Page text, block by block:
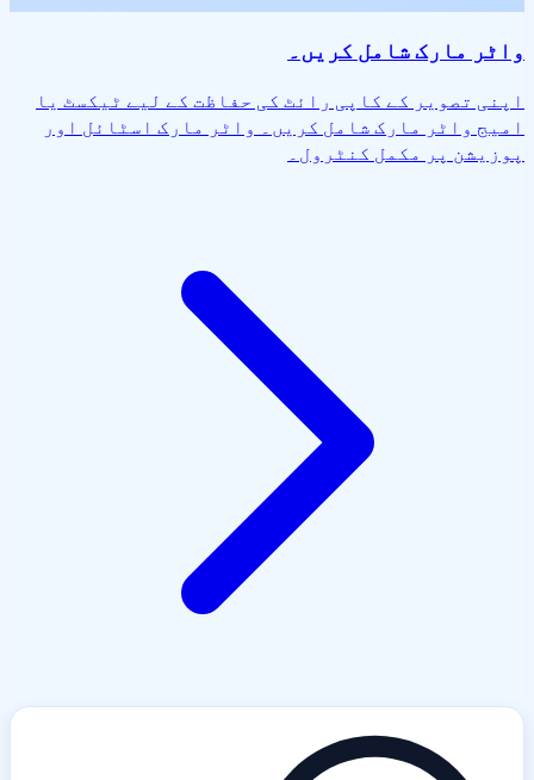
واٹر مارک شامل کریں۔
اپنی تصویر کے کاپی رائٹ کی حفاظت کے لیے ٹیکسٹ یا
امیج واٹر مارک شامل کریں۔ واٹر مارک اسٹائل اور
پوزیشن پر مکمل کنٹرول۔